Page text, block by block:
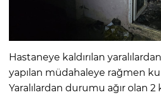
Hastaneye kaldırılan yaralılardan
yapılan müdahaleye rağmen
Yaralılardan durumu ağır olan 2